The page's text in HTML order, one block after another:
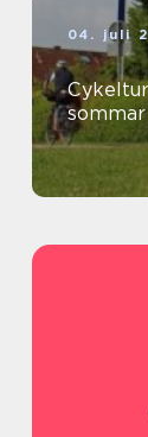
04. juli
Cykeltur